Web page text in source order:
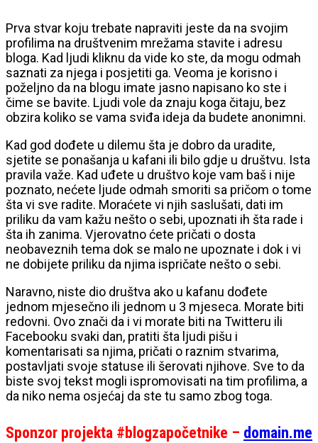
Prva stvar koju trebate napraviti jeste da na svojim
profilima na društvenim mrežama stavite i adresu
bloga. Kad ljudi kliknu da vide ko ste, da mogu odmah
saznati za njega i posjetiti ga. Veoma je korisno i
poželjno da na blogu imate jasno napisano ko ste i
čime se bavite. Ljudi vole da znaju koga čitaju, bez
obzira koliko se vama sviđa ideja da budete anonimni.
Kad god dođete u dilemu šta je dobro da uradite,
sjetite se ponašanja u kafani ili bilo gdje u društvu. Ista
pravila važe. Kad uđete u društvo koje vam baš i nije
poznato, nećete ljude odmah smoriti sa pričom o tome
šta vi sve radite. Moraćete vi njih saslušati, dati im
priliku da vam kažu nešto o sebi, upoznati ih šta rade i
šta ih zanima. Vjerovatno ćete pričati o dosta
neobaveznih tema dok se malo ne upoznate i dok i vi
ne dobijete priliku da njima ispričate nešto o sebi.
Naravno, niste dio društva ako u kafanu dođete
jednom mjesečno ili jednom u 3 mjeseca. Morate biti
redovni. Ovo znači da i vi morate biti na Twitteru ili
Facebooku svaki dan, pratiti šta ljudi pišu i
komentarisati sa njima, pričati o raznim stvarima,
postavljati svoje statuse ili šerovati njihove. Sve to da
biste svoj tekst mogli ispromovisati na tim profilima, a
da niko nema osjećaj da ste tu samo zbog toga.
Sponzor projekta #blogzapočetnike – domain.me